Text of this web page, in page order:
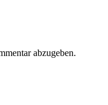
abzugeben.